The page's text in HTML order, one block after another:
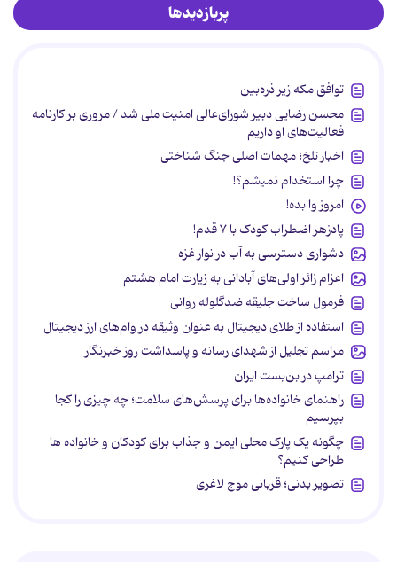
پربازدیدها
توافق مکه زیر ذره‌بین
محسن رضایی دبیر شورای‌عالی امنیت ملی شد / مروری بر کارنامه
فعالیت‌های او داریم
اخبار تلخ؛ مهمات اصلی جنگ شناختی
چرا استخدام نمیشم؟!
امروز وا بده!
پادزهر اضطراب کودک با ۷ قدم!
دشواری دسترسی به آب در نوار غزه
اعزام زائر اولی‌های آبادانی به زیارت امام هشتم
فرمول ساخت جلیقه ضدگلوله روانی
استفاده از طلای دیجیتال به عنوان وثیقه در وام‌های ارز دیجیتال
مراسم تجلیل از شهدای رسانه و پاسداشت روز خبرنگار
ترامپ در بن‌بست ایران
راهنمای خانواده‌ها برای پرسش‌های سلامت؛ چه چیزی را کجا
بپرسیم
چگونه یک پارک محلی ایمن و جذاب برای کودکان و خانواده ها
طراحی کنیم؟
تصویر بدنی؛ قربانی موج لاغری